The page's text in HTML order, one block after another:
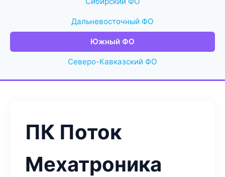
Дальневосточный ФО
Южный ФО
Северо-Кавказский ФО
ПК Поток
Мехатроника